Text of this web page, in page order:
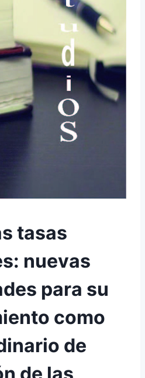
tasas
nuevas
para su
como
de